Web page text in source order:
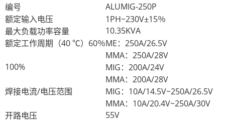
编号
ALUMIG-250P
额定输入电压
1PH~230V±15％
最大负载功率容量
10.35KVA
额定工作周期（40 ℃）60％ME：250A/26.5V
MMA：250A/28V
100%
MIG：200A/24V
MMA： 200A/28V
焊接电流/电压范围
MIG：10A/14.5V~250A/26.5V
MMA：10A/20.4V~250A/30V
开路电压
55V